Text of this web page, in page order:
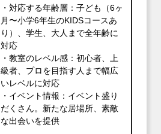
・対応する年齢層：子ども（6ヶ
月〜小学6年生のKIDSコースあ
り）、学生、大人まで全年齢に
対応
・教室のレベル感：初心者、上
級者、プロを目指す人まで幅広
いレベルに対応
・イベント情報：イベント盛り
だくさん。新たな居場所、素敵
な出会いを提供